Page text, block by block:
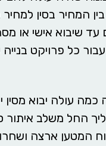
המחיר בסין
שיבוא אישי או
כל פרויקט
כמה עולה יבוא
החל משלב איתור
המטען ארצה